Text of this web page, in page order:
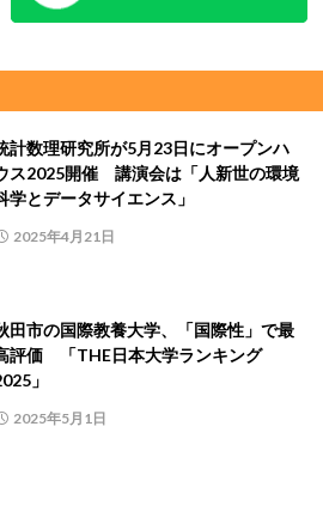
計数理研究所が5月23日にオープンハ
ス2025開催 講演会は「人新世の環境
学とデータサイエンス」
2025年4月21日
田市の国際教養大学、「国際性」で最
評価 「THE日本大学ランキング
」
2025年5月1日